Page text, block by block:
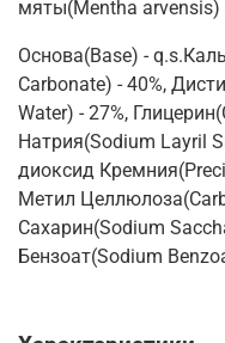
мяты(Mentha arvensis)
Основа(Base) -
Carbonate) - 40%,
Water) - 27%,
Натрия(Sodium Layril
диоксид
Метил
Сахарин(Sodium
Бензоат(Sodium